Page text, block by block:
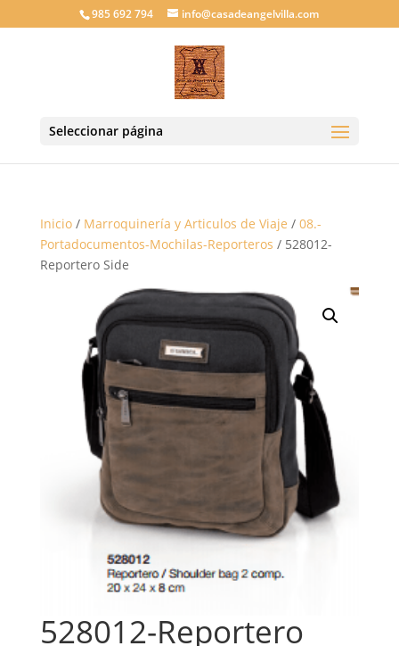
985 692 794 info@casadeangelvilla.com
Seleccionar página
Inicio/ Marroquinería y Articulos de Viaje / 08.-
Portadocumentos-Mochilas-Reporteros / 528012-
Reportero Side
528012-Reportero